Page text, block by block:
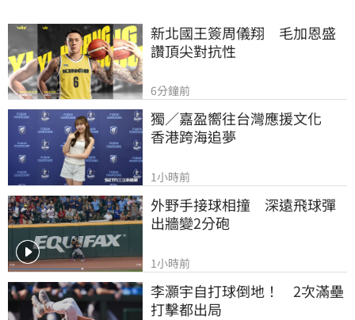
新北國王簽周儀翔　毛加恩盛
讚頂尖對抗性
6分鐘前
獨／嘉盈嚮往台灣應援文化
香港跨海追夢
1小時前
外野手接球相撞　深遠飛球彈
出牆變2分砲
1小時前
李灝宇自打球倒地！　2次滿壘
打擊都出局